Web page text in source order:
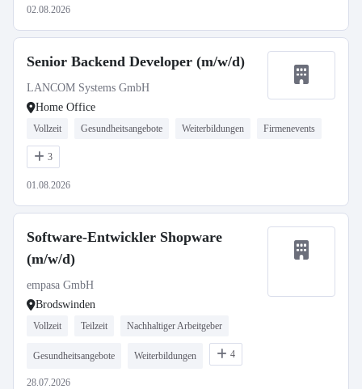
02.08.2026
Senior Backend Developer (m/w/d)
LANCOM Systems GmbH
Home Office
Vollzeit Gesundheitsangebote Weiterbildungen Firmenevents
3
01.08.2026
Software-Entwickler Shopware
(m/w/d)
empasa GmbH
Brodswinden
Vollzeit Teilzeit Nachhaltiger Arbeitgeber
Gesundheitsangebote Weiterbildungen 4
28.07.2026